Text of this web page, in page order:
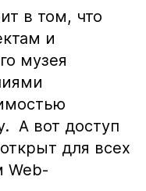
в том, что
и
музея
А вот доступ
для всех
Web-